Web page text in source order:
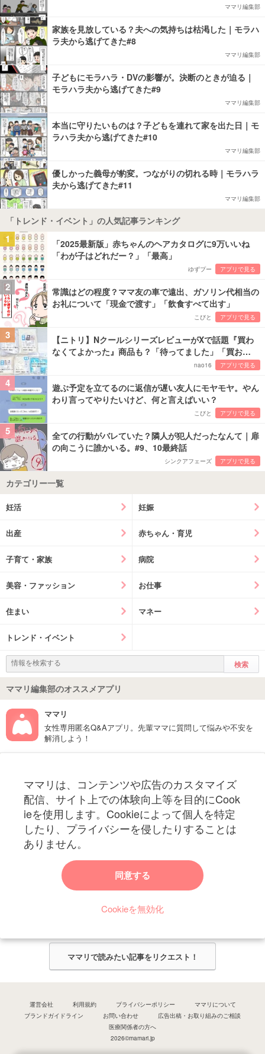
ママリ編集部
家族を見放している？夫への気持ちは枯渇した｜モラハ
ラ夫から逃げてきた#8
ママリ編集部
子どもにモラハラ・DVの影響が。決断のときが迫る｜
モラハラ夫から逃げてきた#9
ママリ編集部
本当に守りたいものは？子どもを連れて家を出た日｜モ
ラハラ夫から逃げてきた#10
ママリ編集部
優しかった義母が豹変。つながりの切れる時｜モラハラ
夫から逃げてきた#11
ママリ編集部
「トレンド・イベント」の人気記事ランキング
1
「2025最新版」赤ちゃんのヘアカタログに9万いいね
「わが子はどれだー？」「最高」
ゆずプー アプリで見る
2
常識はどの程度？ママ友の車で遠出、ガソリン代相当の
お礼について「現金で渡す」「飲食すべて出す」
こびと アプリで見る
3
【ニトリ】NクールシリーズレビューがXで話題『買わ
なくてよかった』商品も？「待ってました」「買お…
nao16 アプリで見る
4
遊ぶ予定を立てるのに返信が遅い友人にモヤモヤ。やん
わり言ってやりたいけど、何と言えばいい？
こびと アプリで見る
5
全ての行動がバレていた？隣人が犯人だったなんて｜扉
の向こうに誰かいる。#9、10最終話
シンクアフェーズ アプリで見る
カテゴリー一覧
妊活 妊娠
出産 赤ちゃん・育児
子育て・家族 病院
美容・ファッション お仕事
住まい マネー
トレンド・イベント
ママリ編集部のオススメアプリ
ママリ
女性専用匿名Q&Aアプリ。先輩ママに質問して悩みや不安を
解消しよう！
ママリは、コンテンツや広告のカスタマイズ
配信、サイト上での体験向上等を目的にCook
ieを使用します。Cookieによって個人を特定
したり、プライバシーを侵したりすることは
ありません。
同意する
Cookieを無効化
妊娠〜子育て中のお役立ち情報を配信中
ママリからのお知らせ
ママリ編集部がみなさんのご意見をもとに記事を作成させていただきま
ママリで読みたい記事をリクエスト！
運営会社 利用規約 プライバシーポリシー
ママリについて
ブランドガイドライン
お問い合わせ
広告出稿・お取り組みのご相談
医療関係者の方へ
2026©mamari.jp